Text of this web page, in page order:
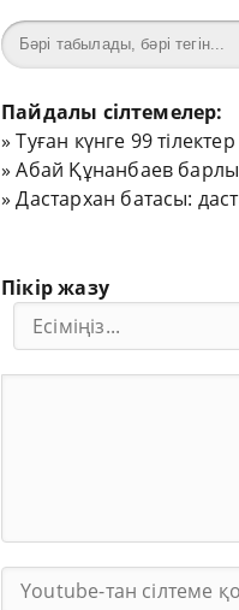
Пайдалы сілтемелер:
»Туған күнге 99
»Абай Құнанбаев
»Дастархан батасы:
Пікір жазу